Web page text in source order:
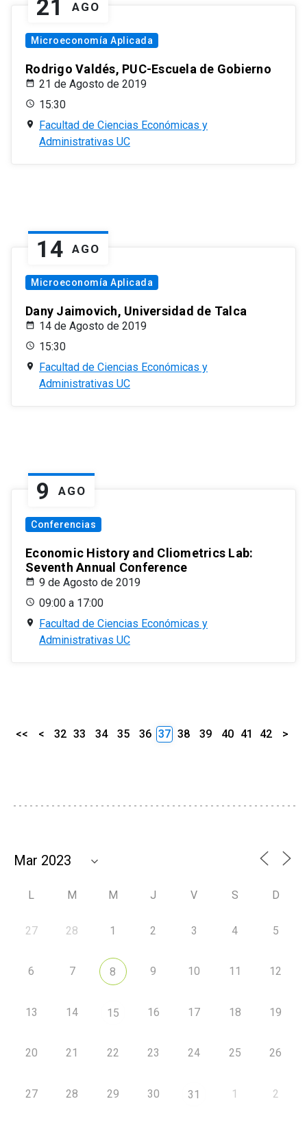
21 AGO
Microeconomía Aplicada
Rodrigo Valdés, PUC-Escuela de Gobierno
21 de Agosto de 2019
15:30
Facultad de Ciencias Económicas y
Administrativas UC
14 AGO
Microeconomía Aplicada
Dany Jaimovich, Universidad de Talca
14 de Agosto de 2019
15:30
Facultad de Ciencias Económicas y
Administrativas UC
9 AGO
Conferencias
Economic History and Cliometrics Lab:
Seventh Annual Conference
9 de Agosto de 2019
09:00 a 17:00
Facultad de Ciencias Económicas y
Administrativas UC
<< < 32 33 34 35 36 37 38 39 40 41 42 >
L M M J V S D
27 28 1 2 3 4 5
6 7 8 9 10 11 12
13 14 15 16 17 18 19
20 21 22 23 24 25 26
27 28 29 30 31 1 2